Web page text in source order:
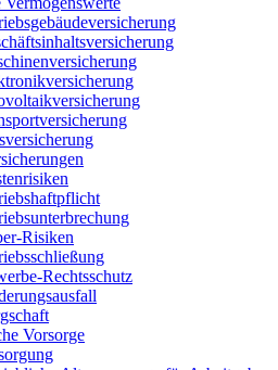
Risiken
Rechtsschutz
Vorsorge